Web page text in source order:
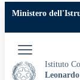
Ministero
Istituto